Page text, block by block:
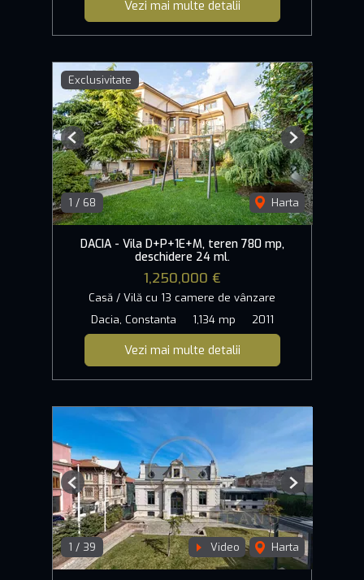
Vezi mai multe detalii
Exclusivitate
1 / 68 Harta
Previous Next
DACIA - Vila D+P+1E+M, teren 780 mp,
deschidere 24 ml.
1,250,000 €
Casă / Vilă cu 13 camere de vânzare
Dacia, Constanta
1,134 mp 2011
Vezi mai multe detalii
1 / 39 Video Harta
Previous Next